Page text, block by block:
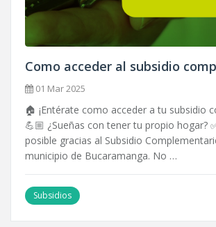
Como acceder al subsidio
01 Mar 2025
🏠 ¡Entérate como acceder a tu subsidio
💪🏼 ¿Sueñas con tener tu propio hogar?
posible gracias al Subsidio
municipio de Bucaramanga. No …
Subsidios